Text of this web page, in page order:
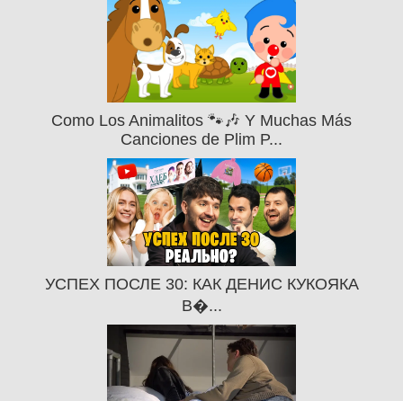
Como Los Animalitos 🐾🎶 Y Muchas Más
Canciones de Plim P...
УСПЕХ ПОСЛЕ 30: КАК ДЕНИС КУКОЯКА
В�...